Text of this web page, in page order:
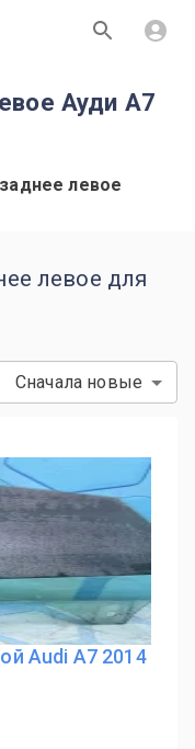
Ауди А7
левое
левое для
Сначала новые
Audi A7 2014